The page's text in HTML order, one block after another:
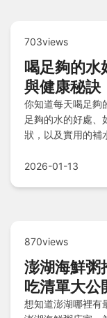
703views
喝足夠的水
與健康秘訣
你知道每天喝足夠
足夠的水的好處、
狀，以及實用的補
2026-01-13
870views
澎湖海鮮粥
吃清單大公
想知道澎湖哪裡有